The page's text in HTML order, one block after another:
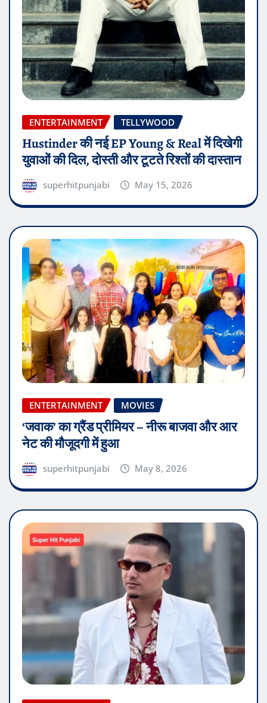
ENTERTAINMENT TELLYWOOD
Hustinder की नई EP Young & Real में दिखेगी
युवाओं की दिल, दोस्ती और टूटते रिश्तों की दास्तान
superhitpunjabi May 15, 2026
ENTERTAINMENT MOVIES
‘जवाक’ का ग्रैंड प्रीमियर – नीरू बाजवा और आर
नेट की मौजूदगी में हुआ
superhitpunjabi May 8, 2026